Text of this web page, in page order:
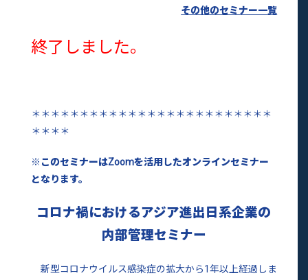
その他のセミナー一覧
終了しました。
＊＊＊＊＊＊＊＊＊＊＊＊＊＊＊＊＊＊＊＊＊＊＊＊＊
＊＊＊＊
※このセミナーはZoomを活用したオンラインセミナー
となります。
コロナ禍におけるアジア進出日系企業の
内部管理セミナー
新型コロナウイルス感染症の拡大から1年以上経過しま